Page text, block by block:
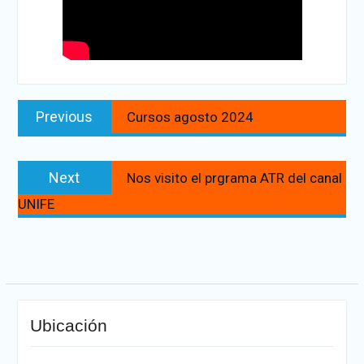
Navegación
Previous
post:
Cursos agosto 2024
Next
post:
Nos visito el prgrama ATR del canal
UNIFE
Ubicación